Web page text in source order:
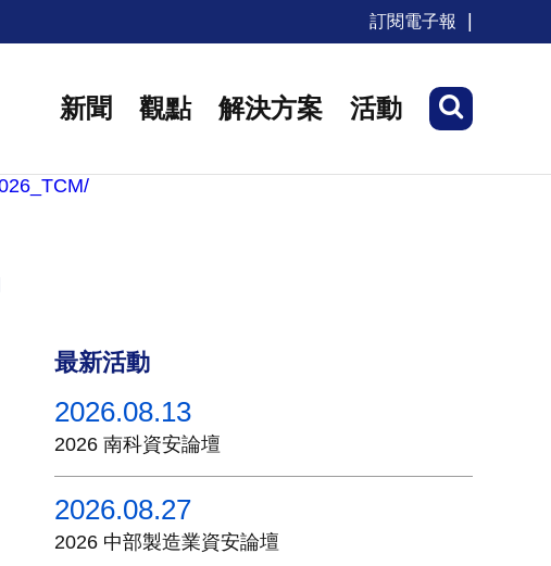
訂閱電子報
新聞 觀點 解決方案 活動
最新活動
2026.08.13
2026 南科資安論壇
2026.08.27
2026 中部製造業資安論壇